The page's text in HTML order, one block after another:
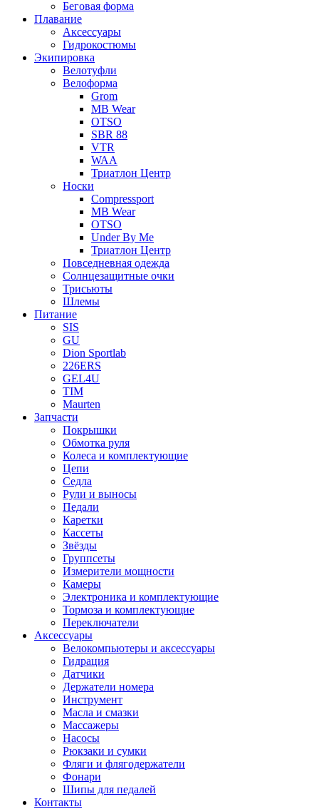
Беговая форма
Плавание
Аксессуары
Гидрокостюмы
Экипировка
Велотуфли
Велоформа
Grom
MB Wear
OTSO
SBR 88
VTR
WAA
Триатлон Центр
Носки
Compressport
MB Wear
OTSO
Under By Me
Триатлон Центр
Повседневная одежда
Солнцезащитные очки
Трисьюты
Шлемы
Питание
SIS
GU
Dion Sportlab
226ERS
GEL4U
TIM
Maurten
Запчасти
Покрышки
Обмотка руля
Колеса и комплектующие
Цепи
Седла
Рули и выносы
Педали
Каретки
Кассеты
Звёзды
Группсеты
Измерители мощности
Камеры
Электроника и комплектующие
Тормоза и комплектующие
Переключатели
Аксессуары
Велокомпьютеры и аксессуары
Гидрация
Датчики
Держатели номера
Инструмент
Масла и смазки
Массажеры
Насосы
Рюкзаки и сумки
Фляги и флягодержатели
Фонари
Шипы для педалей
Контакты